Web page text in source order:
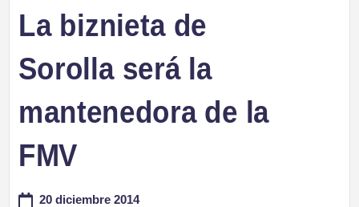
La biznieta de
Sorolla será la
mantenedora de la
FMV
20 diciembre 2014